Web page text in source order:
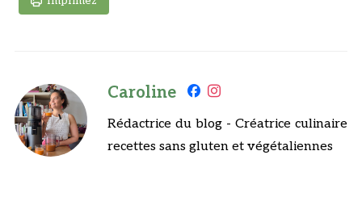
Caroline
Rédactrice du blog - Créatrice culinaire
recettes sans gluten et végétaliennes